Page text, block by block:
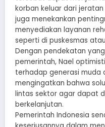
korban keluar dari jeratan
juga menekankan
menyediakan layanan
seperti di puskesmas
Dengan pendekatan
pemerintah, Nael
terhadap generasi muda
mengingatkan bahwa
lintas sektor agar dapat
berkelanjutan.
Pemerintah Indonesia